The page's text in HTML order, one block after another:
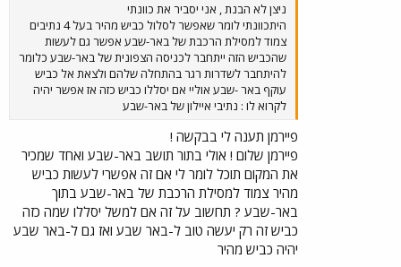
ניצן לא הבנת , אני יסביר את כוונתי
היתכוונתי לומר שאפשר לסלול כביש מהיר בעל 4 נתיבים
צמוד למסילת הרכבת של באר-שבע אפשר גם לעשות
שהכביש הזה ייתחבר לכניסה הצפונית של באר-שבע כלומר
להיתחבר לשדרות רגר בהתחלה שלהם ולצאת אל כביש
עוקף באר -שבע אוליי אם יסללו כביש כזה אז אפשר יהיה
לקרוא לו : נתיבי איילון של באר-שבע
פיירמן תענה לי בבקשה !
פיירמן שלום ! אולי בתור תושב באר-שבע ואחד שמכיר
את המקום תוכל לומר לי אם זה אפשרי לעשות כביש
מהיר צמוד למסילת הרכבת של באר-שבע בתוך
באר-שבע ? תחשוב על זה אם למשל יסללו שמה כזה
כביש זה רק יעשה טוב ל-באר שבע ואז גם ל-באר שבע
יהיה כביש מהיר